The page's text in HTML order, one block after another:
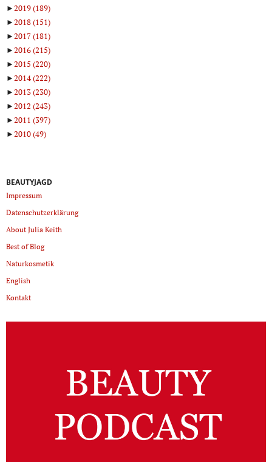
►2019(189)
►2018(151)
►2017(181)
►2016(215)
►2015 (220)
►2014(222)
►2013(230)
►2012 (243)
►2011 (397)
►2010(49)
BEAUTYJAGD
Impressum
Datenschutzerklärung
About Julia Keith
Best of Blog
Naturkosmetik
English
Kontakt